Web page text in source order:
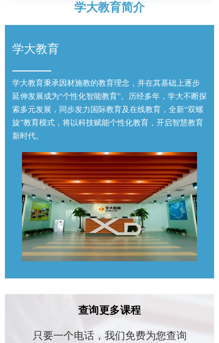
学大教育简介
学大教育
学大教育秉承因材施教的教育理念，并在其基础上逐步
延伸发展成为“个性化智能教育”。历经多年，学大不断探
索多元发展，同步发力国际教育及在线教育，全新“双螺
旋”教育模式，将以科技赋能个性化教育，开启智慧教育
新时代。